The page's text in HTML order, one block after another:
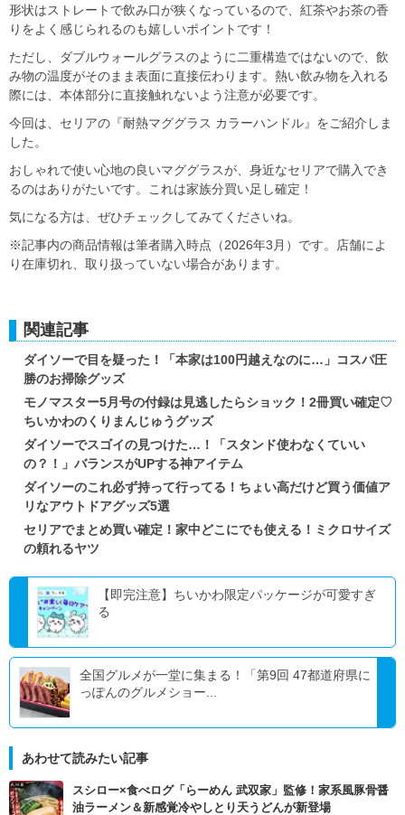
形状はストレートで飲み口が狭くなっているので、紅茶やお茶の香
りをよく感じられるのも嬉しいポイントです！
ただし、ダブルウォールグラスのように二重構造ではないので、飲
み物の温度がそのまま表面に直接伝わります。熱い飲み物を入れる
際には、本体部分に直接触れないよう注意が必要です。
今回は、セリアの『耐熱マググラス カラーハンドル』をご紹介しま
した。
おしゃれで使い心地の良いマググラスが、身近なセリアで購入でき
るのはありがたいです。これは家族分買い足し確定！
気になる方は、ぜひチェックしてみてくださいね。
※記事内の商品情報は筆者購入時点（2026年3月）です。店舗によ
り在庫切れ、取り扱っていない場合があります。
関連記事
ダイソーで目を疑った！「本家は100円越えなのに…」コスパ圧
勝のお掃除グッズ
モノマスター5月号の付録は見逃したらショック！2冊買い確定♡
ちいかわのくりまんじゅうグッズ
ダイソーでスゴイの見つけた…！「スタンド使わなくていい
の？！」バランスがUPする神アイテム
ダイソーのこれ必ず持って行ってる！ちょい高だけど買う価値ア
リなアウトドアグッズ5選
セリアでまとめ買い確定！家中どこにでも使える！ミクロサイズ
の頼れるヤツ
【即完注意】ちいかわ限定パッケージが可愛すぎ
る
全国グルメが一堂に集まる！「第9回 47都道府県に
っぽんのグルメショー...
あわせて読みたい記事
スシロー×食べログ「らーめん 武双家」監修！家系風豚骨醤
油ラーメン＆新感覚冷やしとり天うどんが新登場